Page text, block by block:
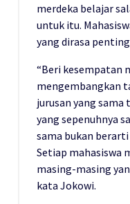
merdeka belajar
untuk itu.
yang dirasa
“Beri kesempatan
mengembangkan
jurusan yang
yang sepenuhnya
sama bukan
Setiap mahasiswa
masing-masing
kata Jokowi.